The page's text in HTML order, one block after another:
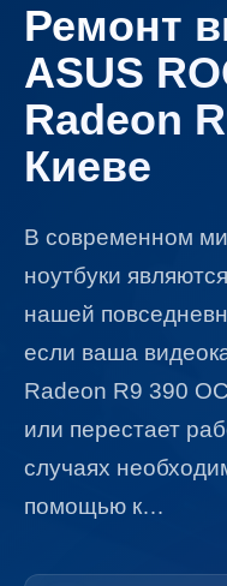
Ремонт
ASUS
Radeon
Киеве
В современном
ноутбуки
нашей
если ваша
Radeon R9 390
или перестает
случаях
помощью к…